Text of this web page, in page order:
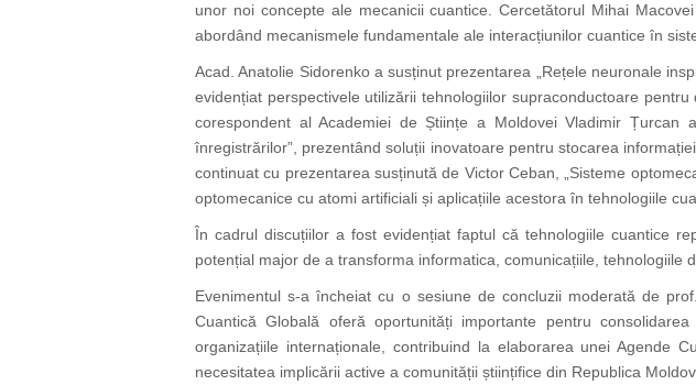
unor noi concepte ale mecanicii cuantice. Cercetătorul Mihai
abordând mecanismele fundamentale ale interacțiunilor cuantice în
Acad. Anatolie Sidorenko a susținut prezentarea „Rețele neuronale
evidențiat perspectivele utilizării tehnologiilor supraconductoare
corespondent al Academiei de Științe a Moldovei Vladimir
înregistrărilor”, prezentând soluții inovatoare pentru stocarea
continuat cu prezentarea susținută de Victor Ceban, „Sisteme
optomecanice cu atomi artificiali și aplicațiile acestora în tehnologiile
În cadrul discuțiilor a fost evidențiat faptul că tehnologiile cuantice
potențial major de a transforma informatica, comunicațiile, tehnologiile
Evenimentul s-a încheiat cu o sesiune de concluzii moderată de
Cuantică Globală oferă oportunități importante pentru
organizațiile internaționale, contribuind la elaborarea unei Agende
necesitatea implicării active a comunității științifice din Republica